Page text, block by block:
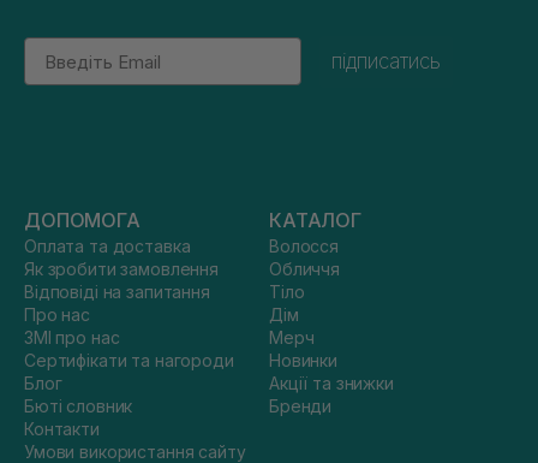
Email
підписатись
ДОПОМОГА
Оплата та доставка
Як зробити замовлення
Відповіді на запитання
Про нас
ЗМІ про нас
Сертифікати та нагороди
Блог
Бюті словник
Контакти
Умови використання сайту
КАТАЛОГ
Волосся
Обличчя
Тіло
Дім
Мерч
Новинки
Акції та знижки
Бренди